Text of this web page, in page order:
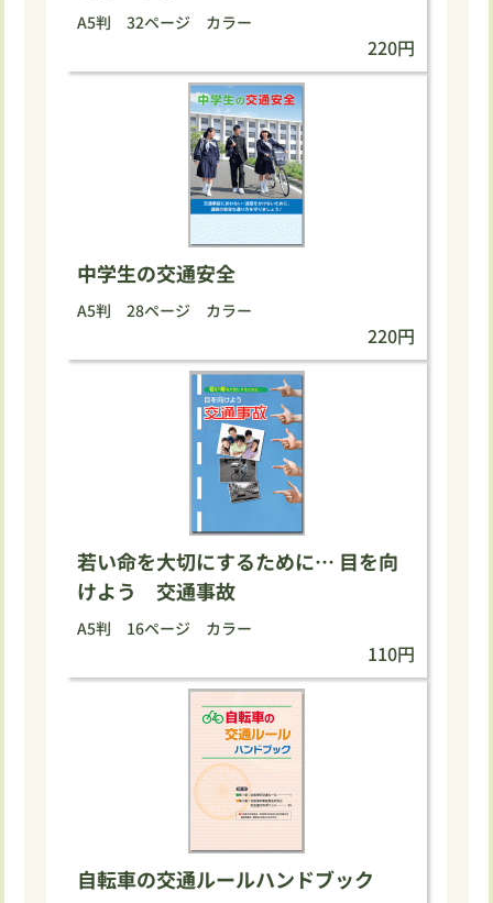
A5判 32ページ カラー
220円
中学生の交通安全
A5判 28ページ カラー
220円
若い命を大切にするために… 目を向
けよう 交通事故
A5判 16ページ カラー
110円
自転車の交通ルールハンドブック